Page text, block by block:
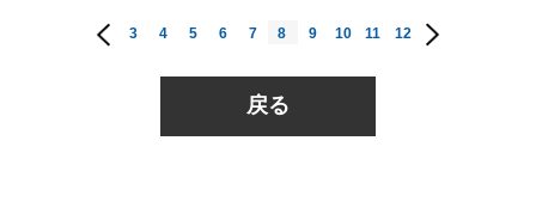
3 4 5 6 7 8 9 10 11 12
戻る